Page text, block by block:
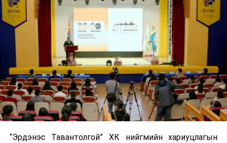
“Эрдэнэс Тавантолгой” ХК нийгмийн хариуцлагын